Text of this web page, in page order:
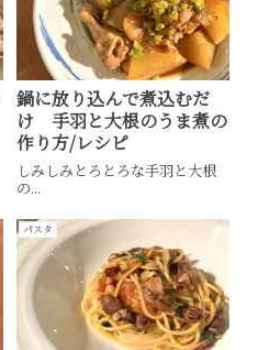
鍋に放り込んで煮込むだ
け 手羽と大根のうま煮の
作り方/レシピ
しみしみとろとろな手羽と大根
の...
パスタ